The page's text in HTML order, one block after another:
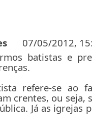
07/05/2012,
batistas e
refere-se ao
crentes, ou seja,
Já as igrejas